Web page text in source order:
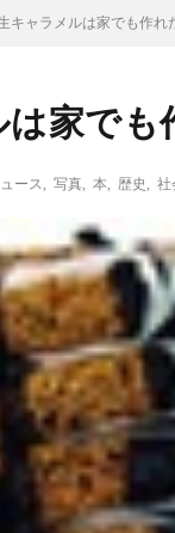
キャラメルは家でも作れ
家でも
ース 写真 本 歴史 社